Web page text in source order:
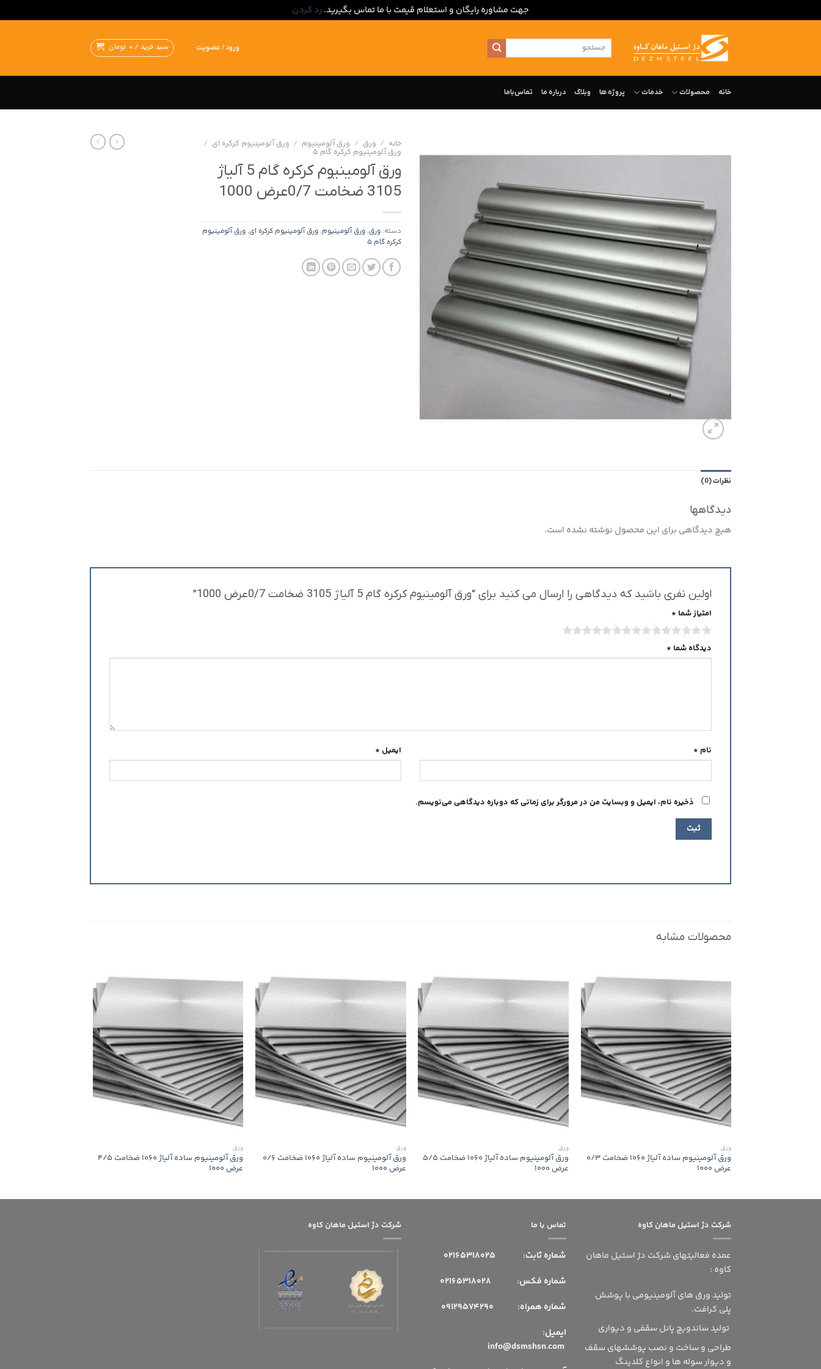
جهت مشاوره رایگان و استعلام قیمت با ما تماس بگیرید. رد کردن
جستجو
برای:
ورود / عضویت سبد خرید / 0 تومان
خانه محصولات خدمات پروژه ها وبلاگ درباره‌ ما تماس‌با‌ما
خانه / ورق / ورق آلومینیوم / ورق آلومینیوم کرکره ای /
ورق آلومینیوم کرکره گام 5
ورق آلومینیوم کرکره گام 5 آلیاژ
3105 ضخامت 0/7عرض 1000
دسته: ورق, ورق آلومینیوم, ورق آلومینیوم کرکره ای, ورق آلومینیوم
کرکره گام 5
نظرات (0)
دیدگاهها
هیچ دیدگاهی برای این محصول نوشته نشده است.
اولین نفری باشید که دیدگاهی را ارسال می کنید برای “ورق آلومینیوم کرکره گام 5 آلیاژ 3105 ضخامت 0/7عرض 1000”
امتیاز شما *
دیدگاه شما *
نام * ایمیل *
ذخیره نام، ایمیل و وبسایت من در مرورگر برای زمانی که دوباره دیدگاهی می‌نویسم.
محصولات مشابه
ورق
ورق آلومینیوم ساده آلیاژ 1060 ضخامت 0/3
عرض 1000
ورق
ورق آلومینیوم ساده آلیاژ 1060 ضخامت 5/5
عرض 1000
ورق
ورق آلومینیوم ساده آلیاژ 1060 ضخامت 0/6
عرض 1000
ورق
ورق آلومینیوم ساده آلیاژ 1060 ضخامت 4/5
عرض 1000
شرکت دژ استیل ماهان کاوه
عمده فعالیتهای شرکت دژ استیل ماهان
کاوه :
تولید ورق های آلومینیومی با پوشش
پلی کرافت.
تولید ساندویچ پانل سقفی و دیواری
طراحی و ساخت و نصب پوششهای سقف
و دیوار سوله ها و انواع کلدینگ
تماس با ما
شماره ثابت:
شماره فکس: 02165318028
شماره همراه: 09129574290
ایمیل:
شرکت دژ استیل ماهان کاوه